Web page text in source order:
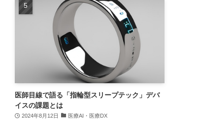
医師目線で語る「指輪型スリープテック」デバ
イスの課題とは
2024年8月12日 医療AI・医療DX